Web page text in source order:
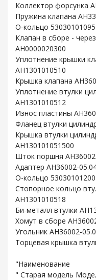
Коллектор форсунка
Пружина клапана
O-кольцо
Клапан в сборе -
AH0000020300
Уплотнение крышки
AH1301010510
Крышка клапана
Уплотнение втулки
AH1301010512
Износ пластины
Фланец втулки
Крышка втулки
AH130101051500
Шток поршня
Адаптер AH36002-
O-кольцо
Стопорное кольцо
AH1301010518
Би-металл втулки
Хомут в сборе
Угольник AH36002-
Торцевая крышка
"Наименование
" Старая модель